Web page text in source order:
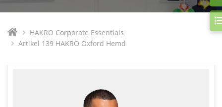
HAKRO Corporate Essentials
Artikel 139 HAKRO Oxford Hemd